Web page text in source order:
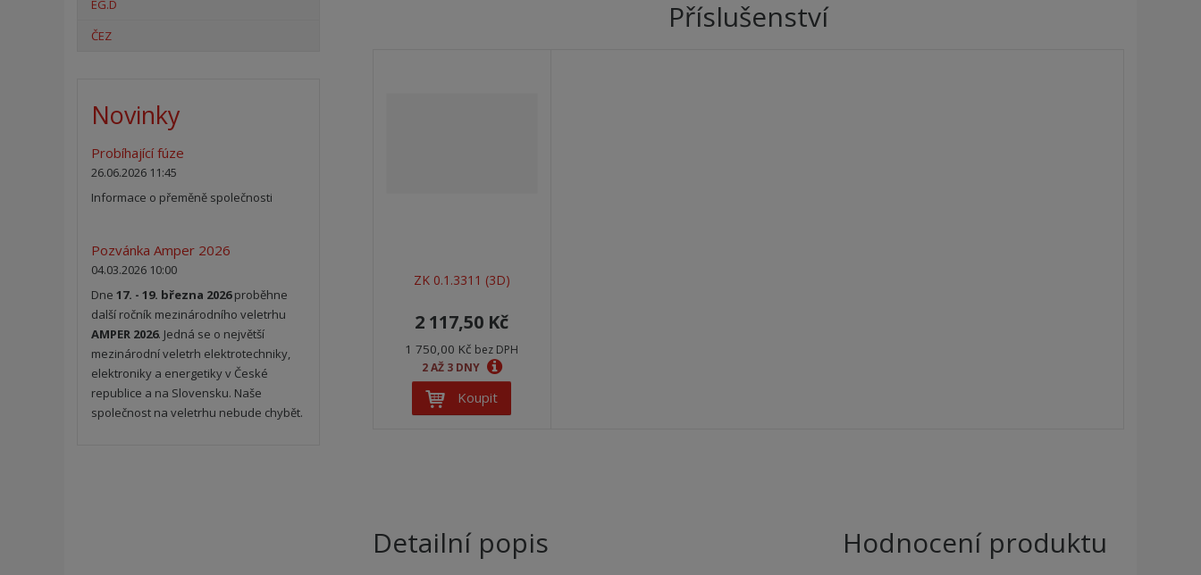
Příslušenství
ZK 0.1.3311 (3D)
2 117,50 Kč
1 750,00 Kč bez DPH
2 AŽ 3 DNY
Koupit
Detailní popis Hodnocení produktu
EG.D
ČEZ
Novinky
Probíhající fúze
26.06.2026 11:45
Informace o přeměně společnosti
Pozvánka Amper 2026
04.03.2026 10:00
Dne17. - 19. března 2026proběhne
další ročník mezinárodního veletrhu
AMPER 2026. Jedná se o největší
mezinárodní veletrh elektrotechniky,
elektroniky a energetiky v České
republice a na Slovensku. Naše
společnost na veletrhu nebude chybět.